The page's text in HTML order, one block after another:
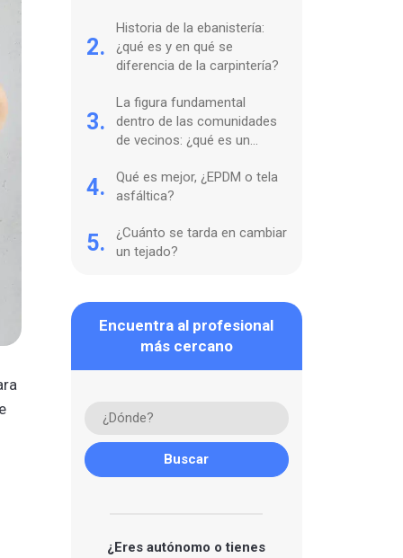
2.
Historia de la ebanistería:
¿qué es y en qué se
diferencia de la carpintería?
3.
La figura fundamental
dentro de las comunidades
de vecinos: ¿qué es un
4.
Qué es mejor, ¿EPDM o tela
asfáltica?
5.
¿Cuánto se tarda en cambiar
un tejado?
Encuentra al profesional
más cercano
¿Eres autónomo o tienes